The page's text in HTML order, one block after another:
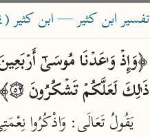
بحث تفسير
تفسير ابن كثير — ابن كثير (٧٧٤ هـ)
ذَ ٰ⁠لِكَ لَعَلَّكُمۡ تَشۡكُرُونَ ۝٥٢﴾